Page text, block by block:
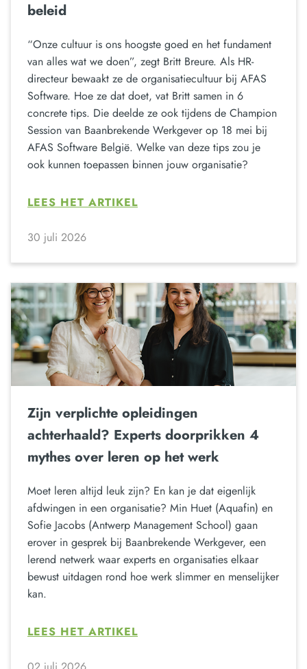
beleid
“Onze cultuur is ons hoogste goed en het fundament
van alles wat we doen”, zegt Britt Breure. Als HR-
directeur bewaakt ze de organisatiecultuur bij AFAS
Software. Hoe ze dat doet, vat Britt samen in 6
concrete tips. Die deelde ze ook tijdens de Champion
Session van Baanbrekende Werkgever op 18 mei bij
AFAS Software België. Welke van deze tips zou je
ook kunnen toepassen binnen jouw organisatie?
LEES HET ARTIKEL
30 juli 2026
Zijn verplichte opleidingen
achterhaald? Experts doorprikken 4
mythes over leren op het werk
Moet leren altijd leuk zijn? En kan je dat eigenlijk
afdwingen in een organisatie? Min Huet (Aquafin) en
Sofie Jacobs (Antwerp Management School) gaan
erover in gesprek bij Baanbrekende Werkgever, een
lerend netwerk waar experts en organisaties elkaar
bewust uitdagen rond hoe werk slimmer en menselijker
kan.
LEES HET ARTIKEL